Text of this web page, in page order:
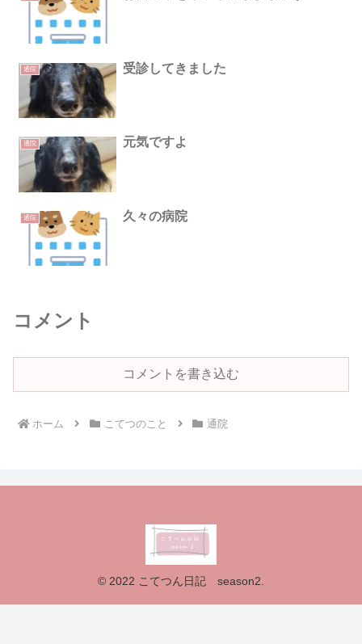
通院 受診してきました
通院 元気ですよ
通院 久々の病院
コメント
コメントを書き込む
ホーム こてつのこと 通院
© 2022 こてつん日記 season2.